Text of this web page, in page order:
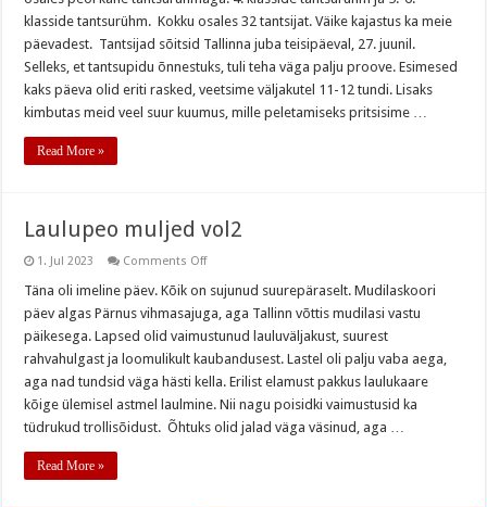
klasside tantsurühm. Kokku osales 32 tantsijat. Väike kajastus ka meie
päevadest. Tantsijad sõitsid Tallinna juba teisipäeval, 27. juunil.
Selleks, et tantsupidu õnnestuks, tuli teha väga palju proove. Esimesed
kaks päeva olid eriti rasked, veetsime väljakutel 11-12 tundi. Lisaks
kimbutas meid veel suur kuumus, mille peletamiseks pritsisime …
Read More »
Laulupeo muljed vol2
1. Jul 2023 Comments Offon
muljed
vol2
Täna oli imeline päev. Kõik on sujunud suurepäraselt. Mudilaskoori
päev algas Pärnus vihmasajuga, aga Tallinn võttis mudilasi vastu
päikesega. Lapsed olid vaimustunud lauluväljakust, suurest
rahvahulgast ja loomulikult kaubandusest. Lastel oli palju vaba aega,
aga nad tundsid väga hästi kella. Erilist elamust pakkus laulukaare
kõige ülemisel astmel laulmine. Nii nagu poisidki vaimustusid ka
tüdrukud trollisõidust. Õhtuks olid jalad väga väsinud, aga …
Read More »